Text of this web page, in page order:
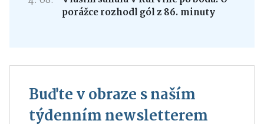
porážce rozhodl gól z 86. minuty
Buďte v obraze s naším
týdenním newsletterem